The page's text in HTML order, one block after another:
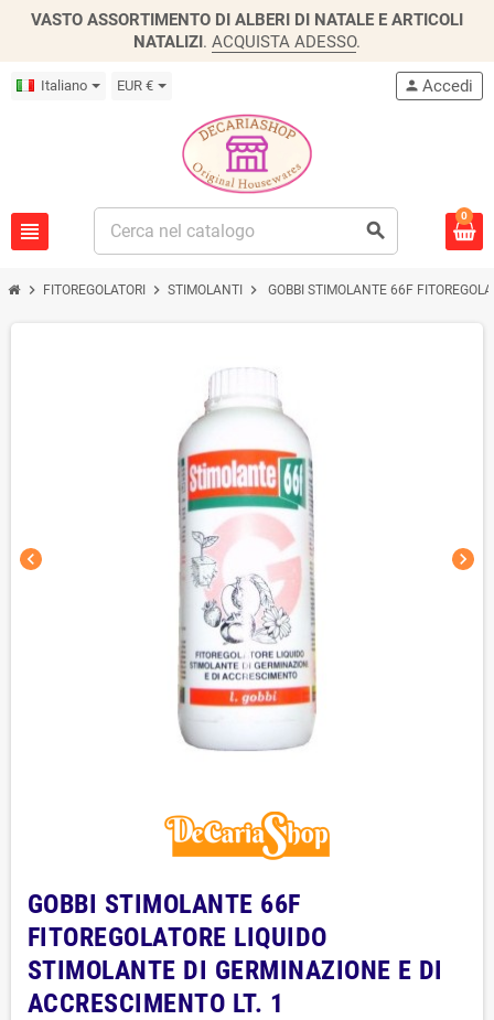
VASTO ASSORTIMENTO DI ALBERI DI NATALE E ARTICOLI
NATALIZI. ACQUISTA ADESSO.
Italiano EUR €
view_headline search
person Accedi
0
chevron_right FITOREGOLATORI chevron_right STIMOLANTI chevron_right GOBBI STIMOLANTE 66F
chevron_left chevron_right
GOBBI STIMOLANTE 66F
FITOREGOLATORE LIQUIDO
STIMOLANTE DI GERMINAZIONE E DI
ACCRESCIMENTO LT. 1